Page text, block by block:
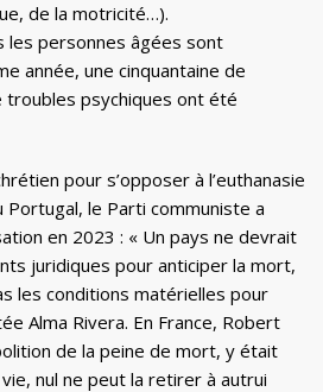
de la motricité…).
personnes âgées sont
année, une cinquantaine de
psychiques ont été
pour s’opposer à l’euthanasie
Portugal, le Parti communiste a
en 2023 : « Un pays ne devrait
juridiques pour anticiper la mort,
les conditions matérielles pour
Alma Rivera. En France, Robert
de la peine de mort, y était
nul ne peut la retirer à autrui